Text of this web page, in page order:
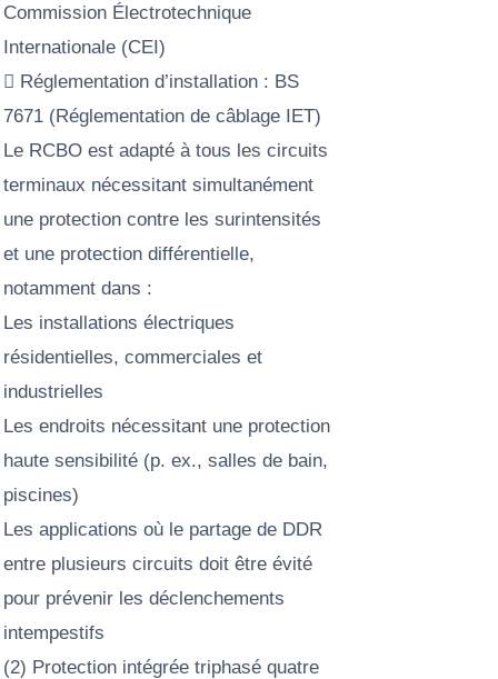
Commission Électrotechnique
Internationale (CEI)
 Réglementation d’installation : BS
7671 (Réglementation de câblage IET)
Le RCBO est adapté à tous les circuits
terminaux nécessitant simultanément
une protection contre les surintensités
et une protection différentielle,
notamment dans :
Les installations électriques
résidentielles, commerciales et
industrielles
Les endroits nécessitant une protection
haute sensibilité (p. ex., salles de bain,
piscines)
Les applications où le partage de DDR
entre plusieurs circuits doit être évité
pour prévenir les déclenchements
intempestifs
(2) Protection intégrée triphasé quatre